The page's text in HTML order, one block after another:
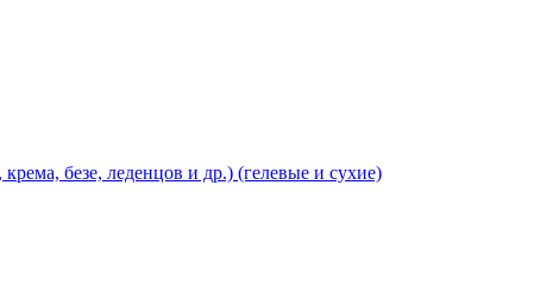
безе, леденцов и др.) (гелевые и сухие)